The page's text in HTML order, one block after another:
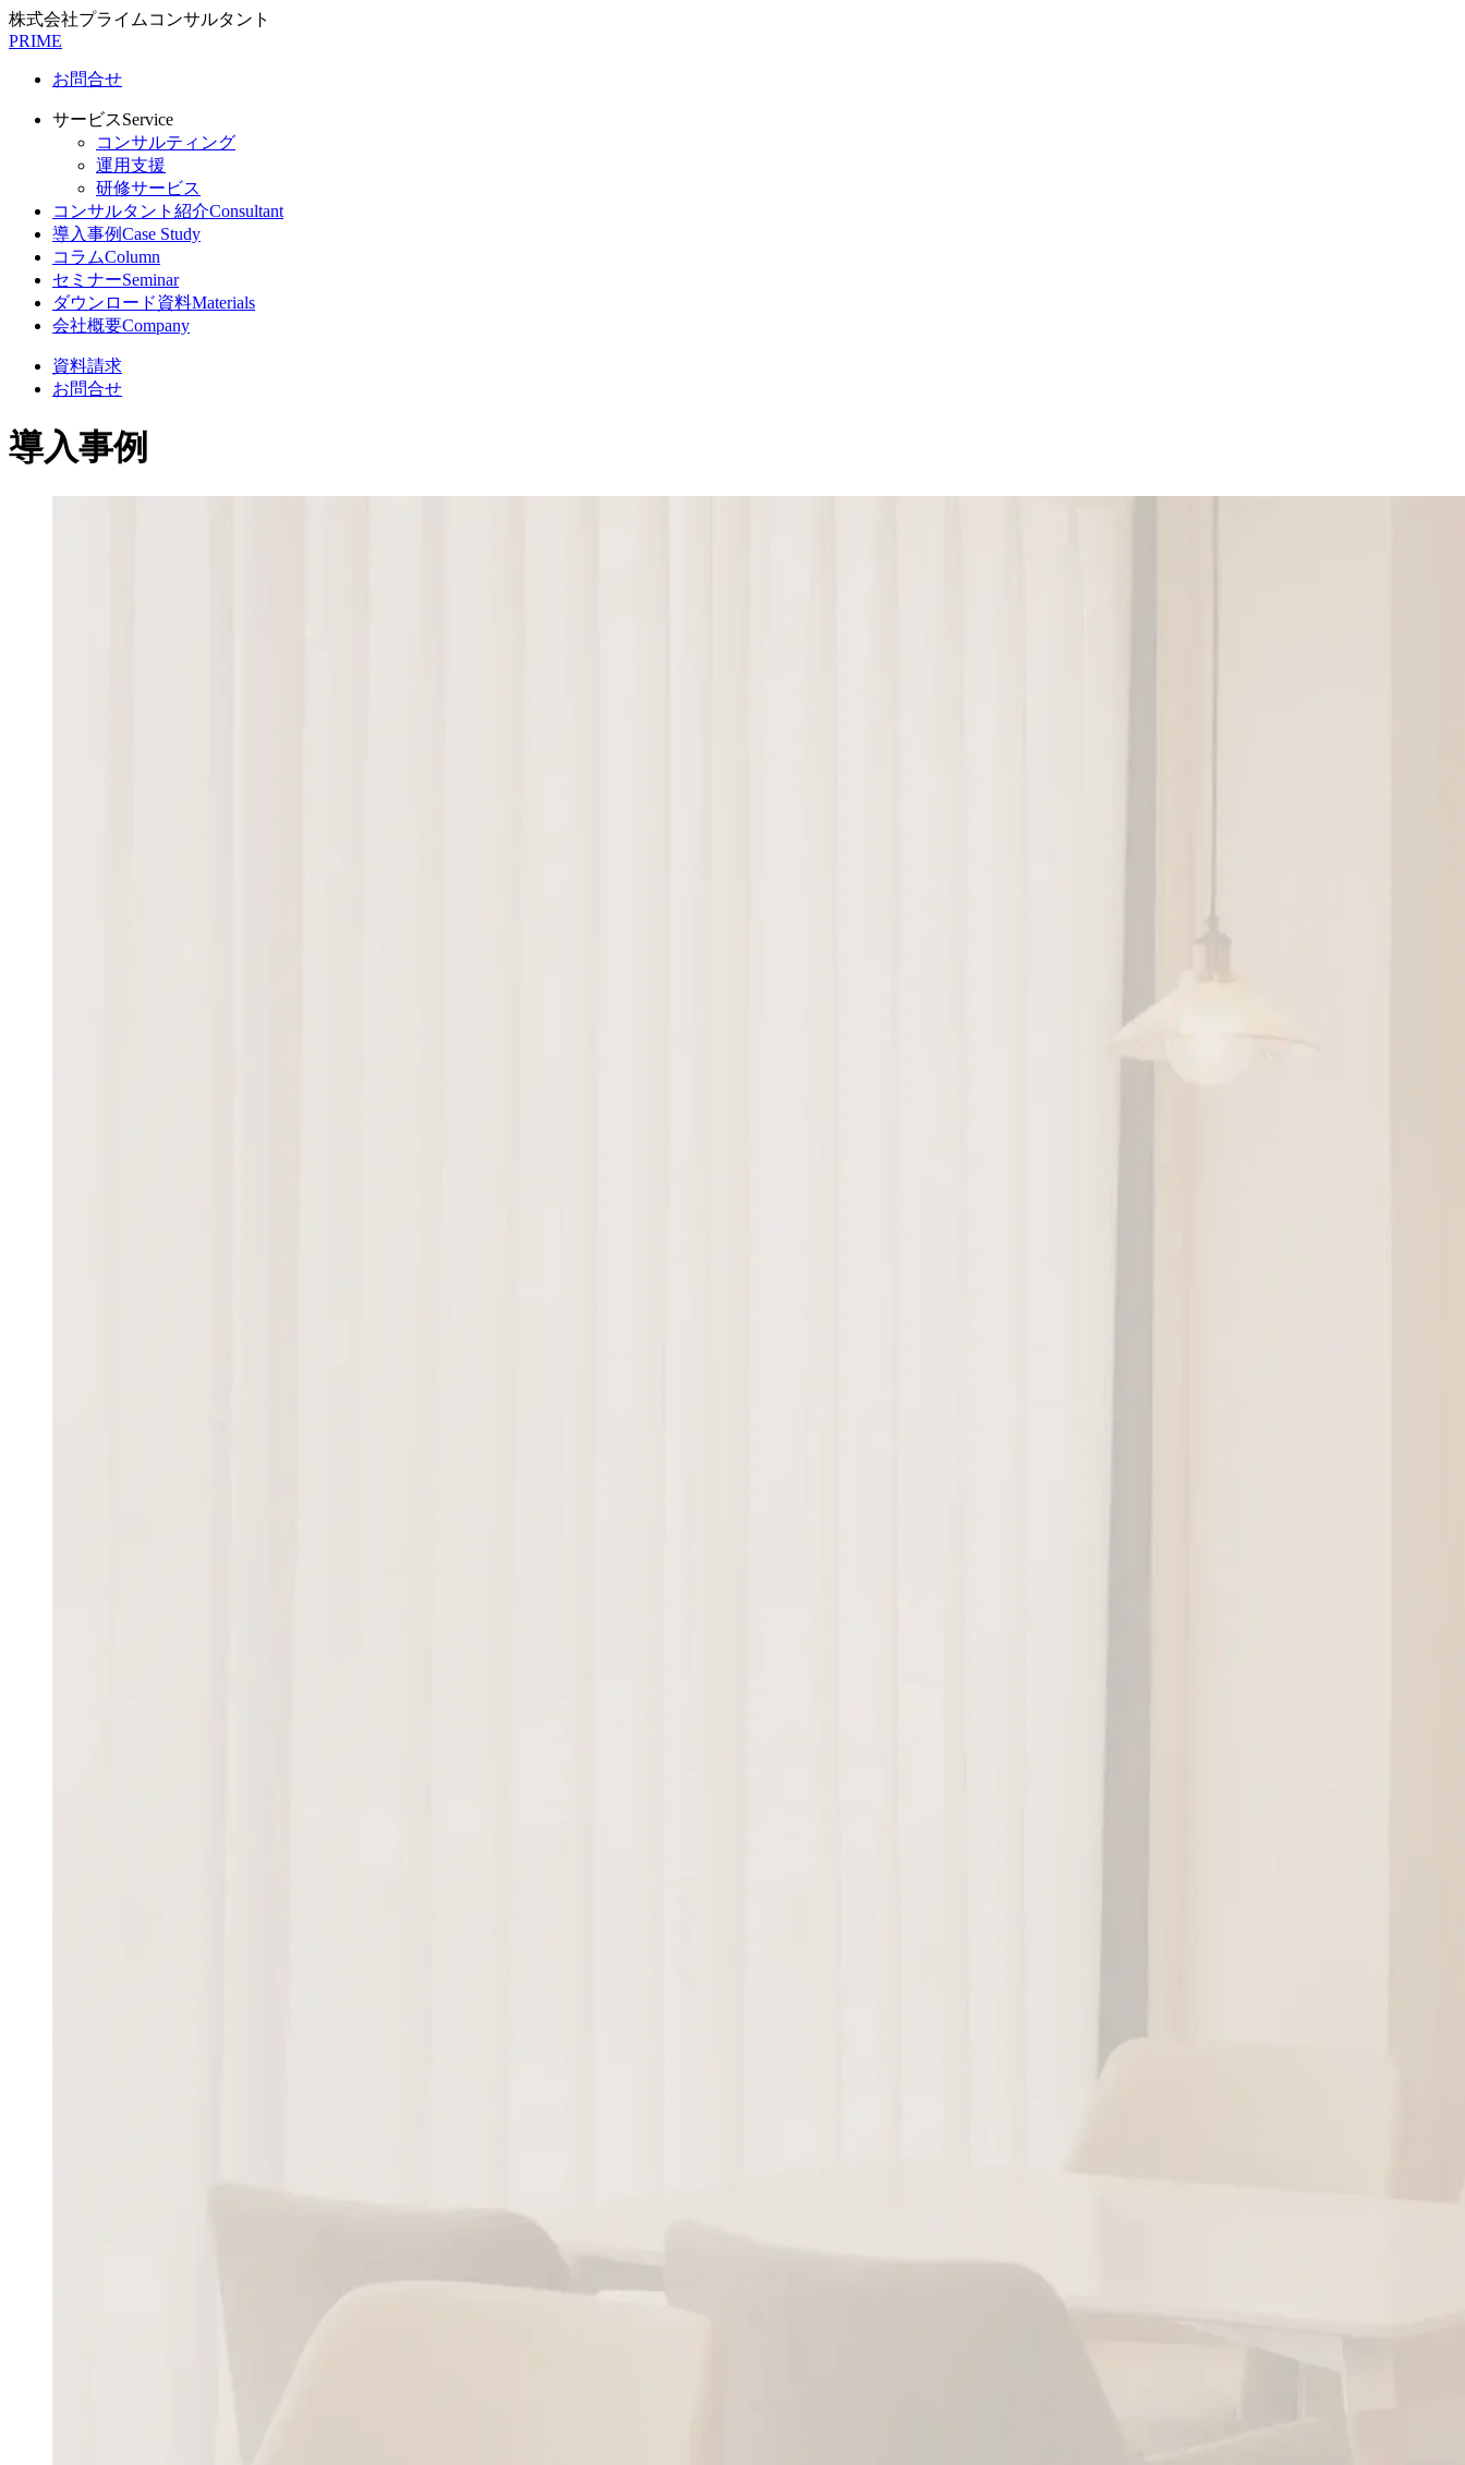
株式会社プライムコンサルタント
PRIME
お問合せ
サービスService
コンサルティング
運用支援
研修サービス
コンサルタント紹介Consultant
導入事例Case Study
コラムColumn
セミナーSeminar
ダウンロード資料Materials
会社概要Company
資料請求
お問合せ
導入事例